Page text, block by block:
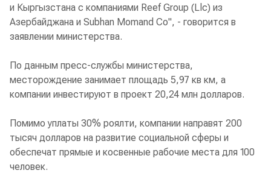
и Кыргызстана с компаниями Reef Group (Llc) из
Азербайджана и Subhan Momand Co", - говорится в
заявлении министерства.
По данным пресс-службы министерства,
месторождение занимает площадь 5,97 кв км, а
компании инвестируют в проект 20,24 млн долларов.
Помимо уплаты 30% роялти, компании направят 200
тысяч долларов на развитие социальной сферы и
обеспечат прямые и косвенные рабочие места для 100
человек.